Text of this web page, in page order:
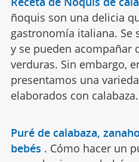
ñoquis son una delicia
gastronomía italiana. Se
y se pueden acompañar
verduras. Sin embargo,
presentamos una
elaborados con calabaza.
Puré de calabaza,
bebés . Cómo hacer un